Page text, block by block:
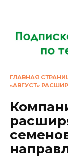
ГЛАВНАЯ
«АВГУСТ»